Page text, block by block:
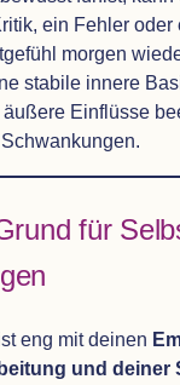
ein Feh­ler oder
mor­gen
sta­bile innere
Ein­flüsse
für
eng mit dei­nen
und